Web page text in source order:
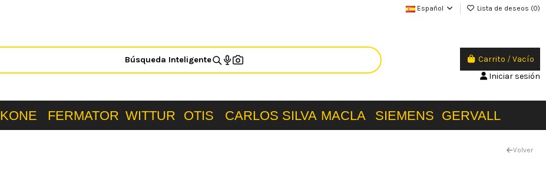
Español Lista de deseos (0)
Búsqueda Inteligente Carrito /Vacío
Iniciar sesión
KONE FERMATOR WITTUR OTIS CARLOS SILVA MACLA SIEMENS GERVALL
Volver